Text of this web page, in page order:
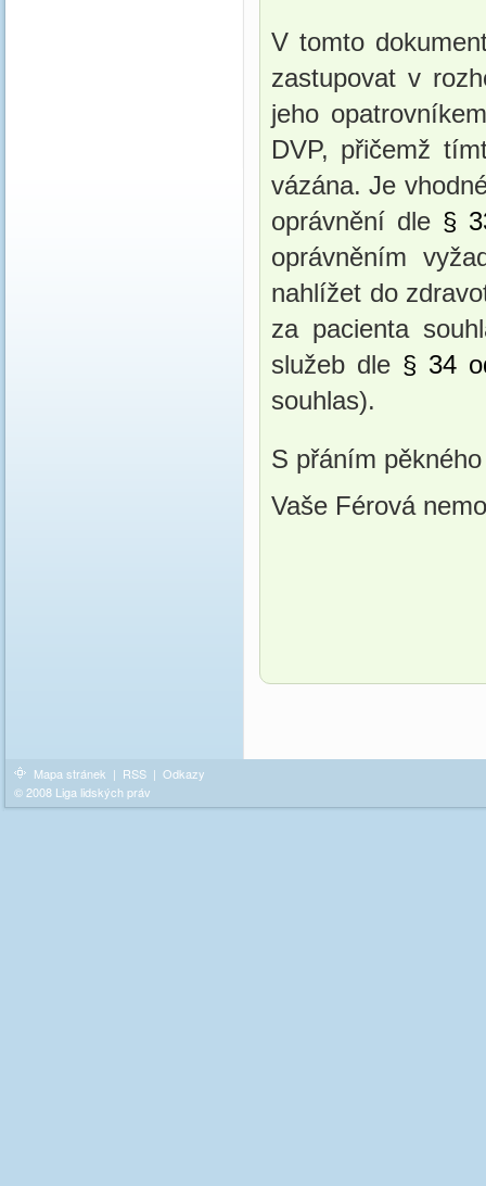
V tomto
zastupovat v
jeho
DVP, přičemž
vázána. Je
oprávnění dle §
oprávněním
nahlížet do
za pacienta
služeb dle § 34
souhlas).
S přáním
Vaše Férová
Mapa stránek | RSS | Odkazy
© 2008 Liga lidských práv